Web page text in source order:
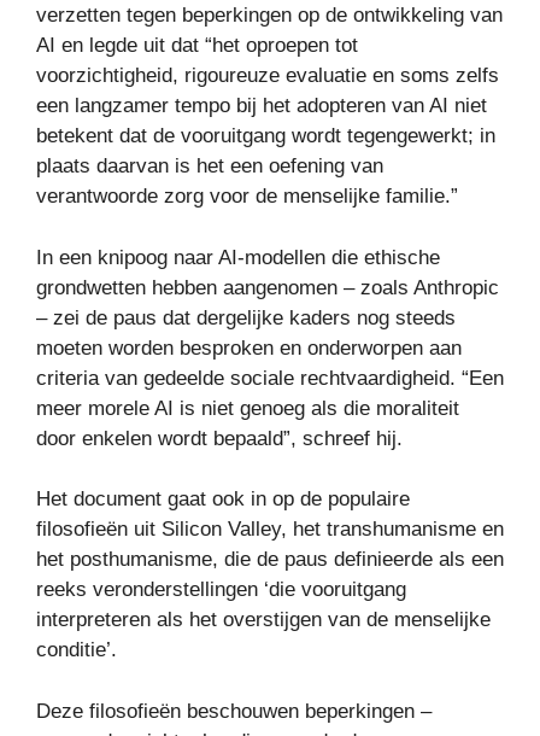
verzetten tegen beperkingen op de ontwikkeling van
AI en legde uit dat “het oproepen tot
voorzichtigheid, rigoureuze evaluatie en soms zelfs
een langzamer tempo bij het adopteren van AI niet
betekent dat de vooruitgang wordt tegengewerkt; in
plaats daarvan is het een oefening van
verantwoorde zorg voor de menselijke familie.”
In een knipoog naar AI-modellen die ethische
grondwetten hebben aangenomen – zoals Anthropic
– zei de paus dat dergelijke kaders nog steeds
moeten worden besproken en onderworpen aan
criteria van gedeelde sociale rechtvaardigheid. “Een
meer morele AI is niet genoeg als die moraliteit
door enkelen wordt bepaald”, schreef hij.
Het document gaat ook in op de populaire
filosofieën uit Silicon Valley, het transhumanisme en
het posthumanisme, die de paus definieerde als een
reeks veronderstellingen ‘die vooruitgang
interpreteren als het overstijgen van de menselijke
conditie’.
Deze filosofieën beschouwen beperkingen –